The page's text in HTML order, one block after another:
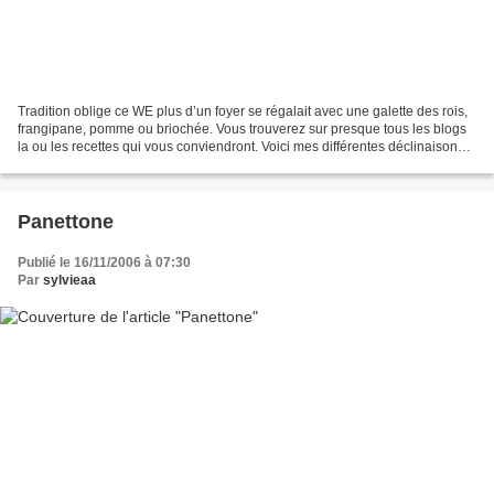
Tradition oblige ce WE plus d’un foyer se régalait avec une galette des rois,
frangipane, pomme ou briochée. Vous trouverez sur presque tous les blogs
la ou les recettes qui vous conviendront. Voici mes différentes déclinaisons
Panettone
Publié le 16/11/2006 à 07:30
Par sylvieaa